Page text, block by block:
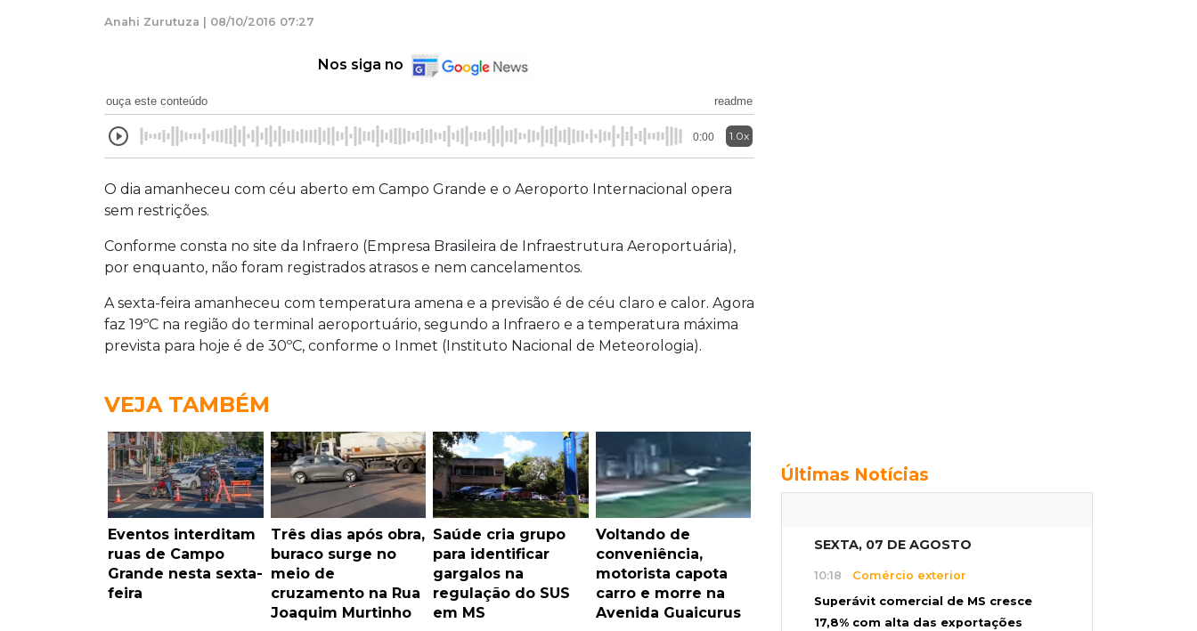
Anahi Zurutuza | 08/10/2016 07:27
Nos siga no
ouça este conteúdo readme
0:00 1.0x
O dia amanheceu com céu aberto em Campo Grande e o Aeroporto Internacional opera
sem restrições.
Conforme consta no site da Infraero (Empresa Brasileira de Infraestrutura Aeroportuária),
por enquanto, não foram registrados atrasos e nem cancelamentos.
A sexta-feira amanheceu com temperatura amena e a previsão é de céu claro e calor. Agora
faz 19ºC na região do terminal aeroportuário, segundo a Infraero e a temperatura máxima
prevista para hoje é de 30ºC, conforme o Inmet (Instituto Nacional de Meteorologia).
VEJA TAMBÉM
Eventos interditam
ruas de Campo
Grande nesta sexta-
feira
Três dias após obra,
buraco surge no
meio de
cruzamento na Rua
Joaquim Murtinho
Saúde cria grupo
para identificar
gargalos na
regulação do SUS
em MS
Voltando de
conveniência,
motorista capota
carro e morre na
Avenida Guaicurus
Últimas Notícias
SEXTA, 07 DE AGOSTO
10:18 Comércio exterior
Superávit comercial de MS cresce
17,8% com alta das exportações